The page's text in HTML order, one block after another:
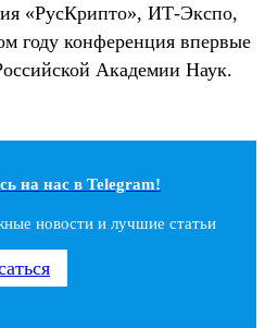
«РусКрипто», ИТ-Экспо,
году конференция впервые
Академии Наук.
на наc в Telegram!
новости и лучшие статьи